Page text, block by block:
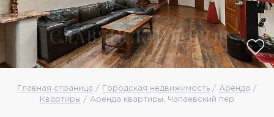
Главная страница / Городская недвижимость / Аренда /
Квартиры / Аренда квартиры, Чапаевский пер